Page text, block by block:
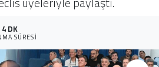
4 DK
SÜRESI